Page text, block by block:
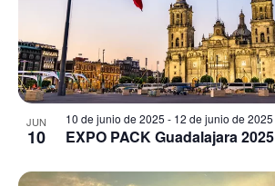
JUN
10 EXPO PACK Guadalajara 2025
10 de junio de 2025 - 12 de junio de 2025